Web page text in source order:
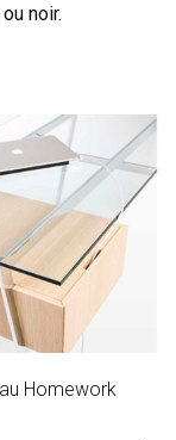
noir.
Homework